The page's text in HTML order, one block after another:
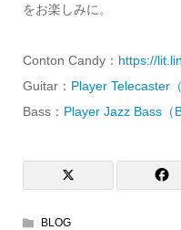
をお楽しみに。
Conton Candy： https://
Guitar： Player Telecaster
Bass： Player Jazz Bass（
BLOG